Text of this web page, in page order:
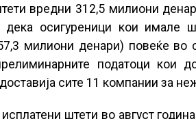
вредни 312,5 милиони
дека осигуреници кои имале
милиони денари) повеќе
податоци кои
сите 11 компании за
штети во август